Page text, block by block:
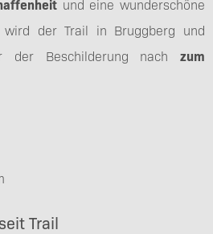
und eine wunderschöne
wird der Trail in Bruggberg und
Beschilderung nach zum
Trail